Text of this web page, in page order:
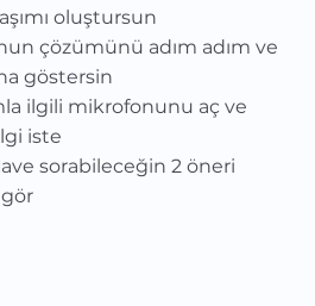
oluştursun
çözümünü adım adım ve
göstersin
ilgili mikrofonunu aç ve
iste
sorabileceğin 2 öneri